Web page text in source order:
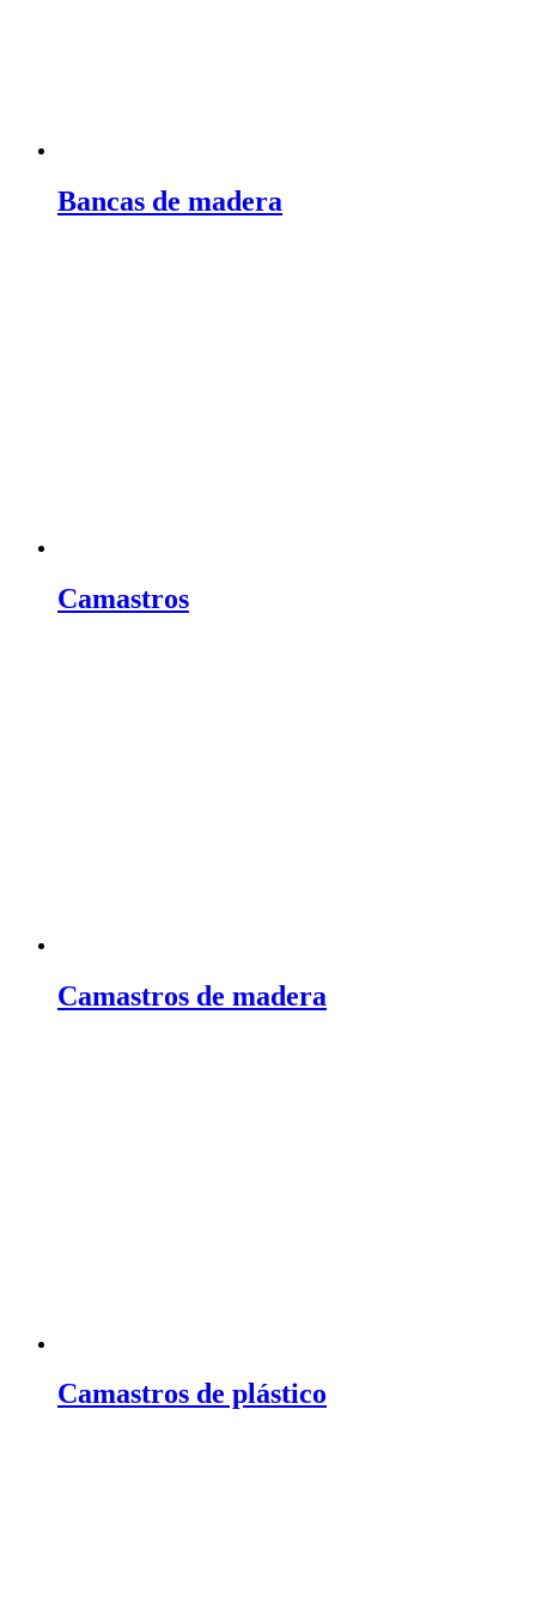
Bancas de madera
Camastros
Camastros de madera
Camastros de plástico